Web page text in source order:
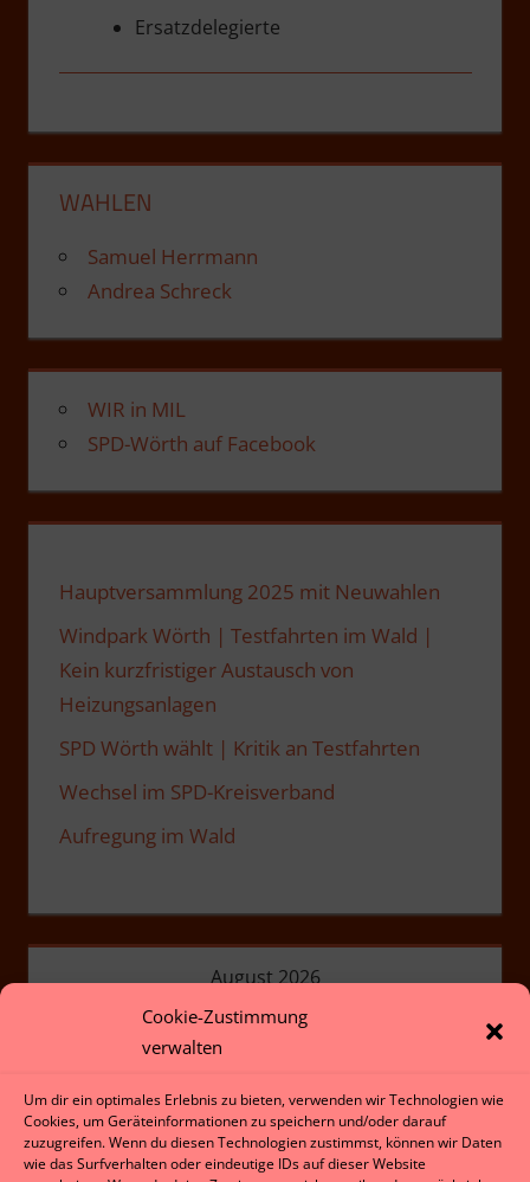
Cookie-Zustimmung
verwalten
Um dir ein optimales Erlebnis zu bieten, verwenden wir Technologien wie
Cookies, um Geräteinformationen zu speichern und/oder darauf
zuzugreifen. Wenn du diesen Technologien zustimmst, können wir Daten
wie das Surfverhalten oder eindeutige IDs auf dieser Website
Ersatzdelegierte
WAHLEN
Samuel Herrmann
Andrea Schreck
WIR in MIL
SPD-Wörth auf Facebook
Hauptversammlung 2025 mit Neuwahlen
Windpark Wörth | Testfahrten im Wald |
Kein kurzfristiger Austausch von
Heizungsanlagen
SPD Wörth wählt | Kritik an Testfahrten
Wechsel im SPD-Kreisverband
Aufregung im Wald
August 2026
M D F
3
4 5 6 7 8
9
10
11 12 13 14 15
16
17
18 19 20 21 22 23